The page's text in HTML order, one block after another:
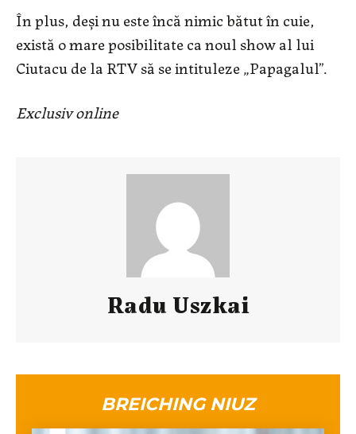
În plus, deși nu este încă nimic bătut în cuie,
există o mare posibilitate ca noul show al lui
Ciutacu de la RTV să se intituleze „Papagalul”.
Exclusiv online
Radu Uszkai
BREICHING NIUZ